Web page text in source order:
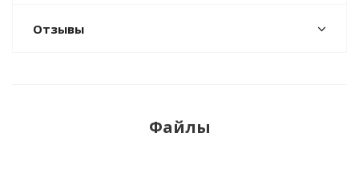
Отзывы
Файлы